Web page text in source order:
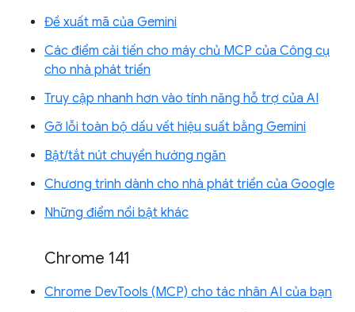
Đề xuất mã của Gemini
Các điểm cải tiến cho máy chủ MCP của Công cụ
cho nhà phát triển
Truy cập nhanh hơn vào tính năng hỗ trợ của AI
Gỡ lỗi toàn bộ dấu vết hiệu suất bằng Gemini
Bật/tắt nút chuyển hướng ngăn
Chương trình dành cho nhà phát triển của Google
Những điểm nổi bật khác
Chrome 141
Chrome DevTools (MCP) cho tác nhân AI của bạn